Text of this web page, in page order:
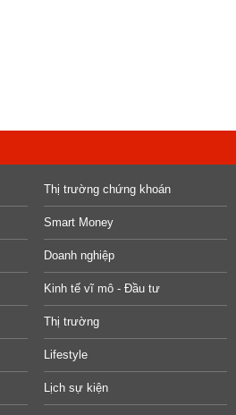
Thị trường chứng khoán
Smart Money
Doanh nghiệp
Kinh tế vĩ mô - Đầu tư
Thị trường
Lifestyle
Lịch sự kiện